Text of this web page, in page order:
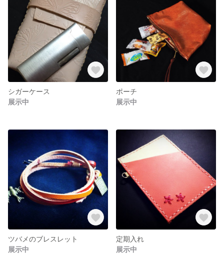
シガーケース
展示中
ポーチ
展示中
ツバメのブレスレット
展示中
定期入れ
展示中